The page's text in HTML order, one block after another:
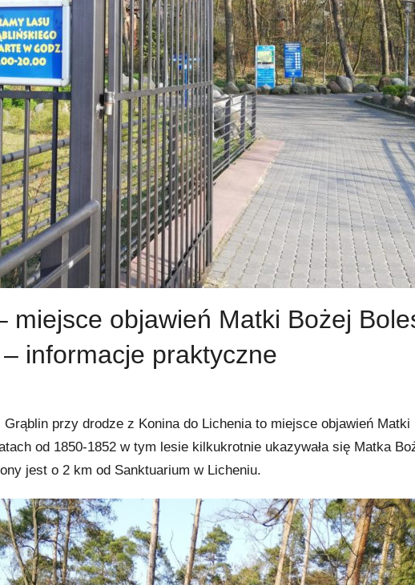
miejsce objawień Matki Bożej
informacje praktyczne
Grąblin przy drodze z Konina do Lichenia to miejsce objawień Matki
od 1850-1852 w tym lesie kilkukrotnie ukazywała się Matka
jest o 2 km od Sanktuarium w Licheniu.